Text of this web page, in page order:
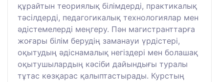
құрайтын теориялық білімдерді, практикалық
тәсілдерді, педагогикалық технологиялар мен
әдістемелерді меңгеру. Пән магистранттарға
жоғары білім берудің заманауи үрдістері,
оқытудың әдіснамалық негіздері мен болашақ
оқытушылардың кәсіби дайындығы туралы
тұтас көзқарас қалыптастырады. Курстың